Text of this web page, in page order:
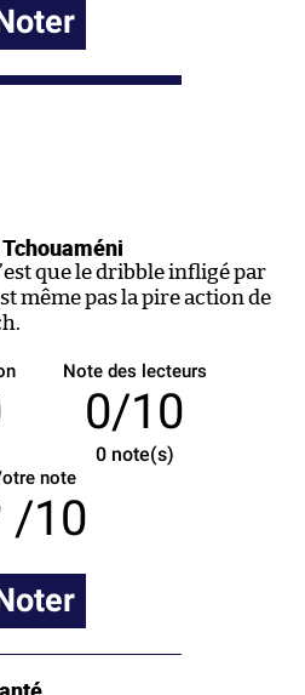
que le dribble infligé par
même pas la pire action de
Note des lecteurs
0/10
0note(s)
note
/10